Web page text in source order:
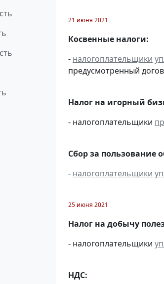
21 июня 2021
Косвенные налоги:
- налогоплательщики
предусмотренный
Налог на игорный
- налогоплательщики
Сбор за пользование
- налогоплательщики
25 июня 2021
Налог на добычу
- налогоплательщики
НДС: